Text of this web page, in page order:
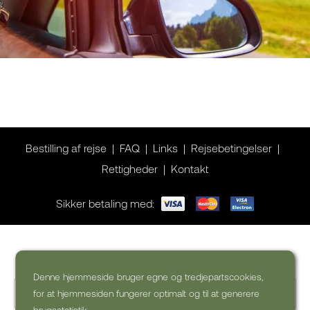
Denne hjemmeside bruger egne og tredjepartscookies,
for at hjemmesiden fungerer optimalt og til at generere
Bestilling af rejse FAQ Links
Rejsebetingelser
Rettigheder
Kontakt
Sikker betaling med: